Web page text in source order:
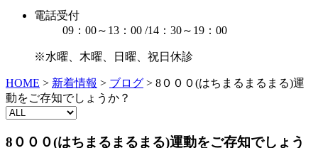
電話受付
09：00～13：00 /14：30～19：00
※水曜、木曜、日曜、祝日休診
HOME > 新着情報 > ブログ > 8０００(はちまるまるまる)運
動をご存知でしょうか？
8０００(はちまるまるまる)運動をご存知でしょう